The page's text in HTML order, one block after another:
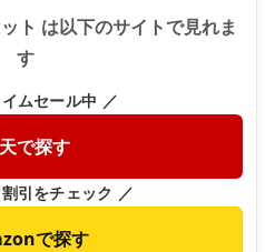
ト は以下のサイトで見れま
す
ムセール中 ／
で探す
引をチェック ／
で探す